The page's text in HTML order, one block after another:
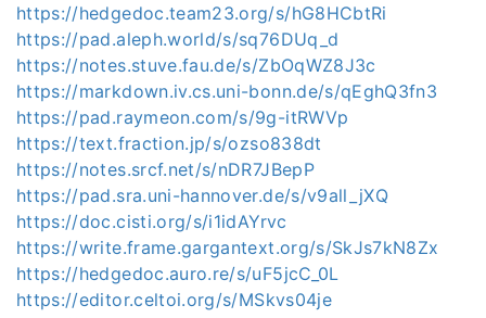
https://hedgedoc.team23.org/s/hG8HCbtRi
https://pad.aleph.world/s/sq76DUq_d
https://notes.stuve.fau.de/s/ZbOqWZ8J3c
https://markdown.iv.cs.uni-bonn.de/s/qEghQ3fn3
https://pad.raymeon.com/s/9g-itRWVp
https://text.fraction.jp/s/ozso838dt
https://notes.srcf.net/s/nDR7JBepP
https://pad.sra.uni-hannover.de/s/v9all_jXQ
https://doc.cisti.org/s/i1idAYrvc
https://write.frame.gargantext.org/s/SkJs7kN8Zx
https://hedgedoc.auro.re/s/uF5jcC_0L
https://editor.celtoi.org/s/MSkvs04je